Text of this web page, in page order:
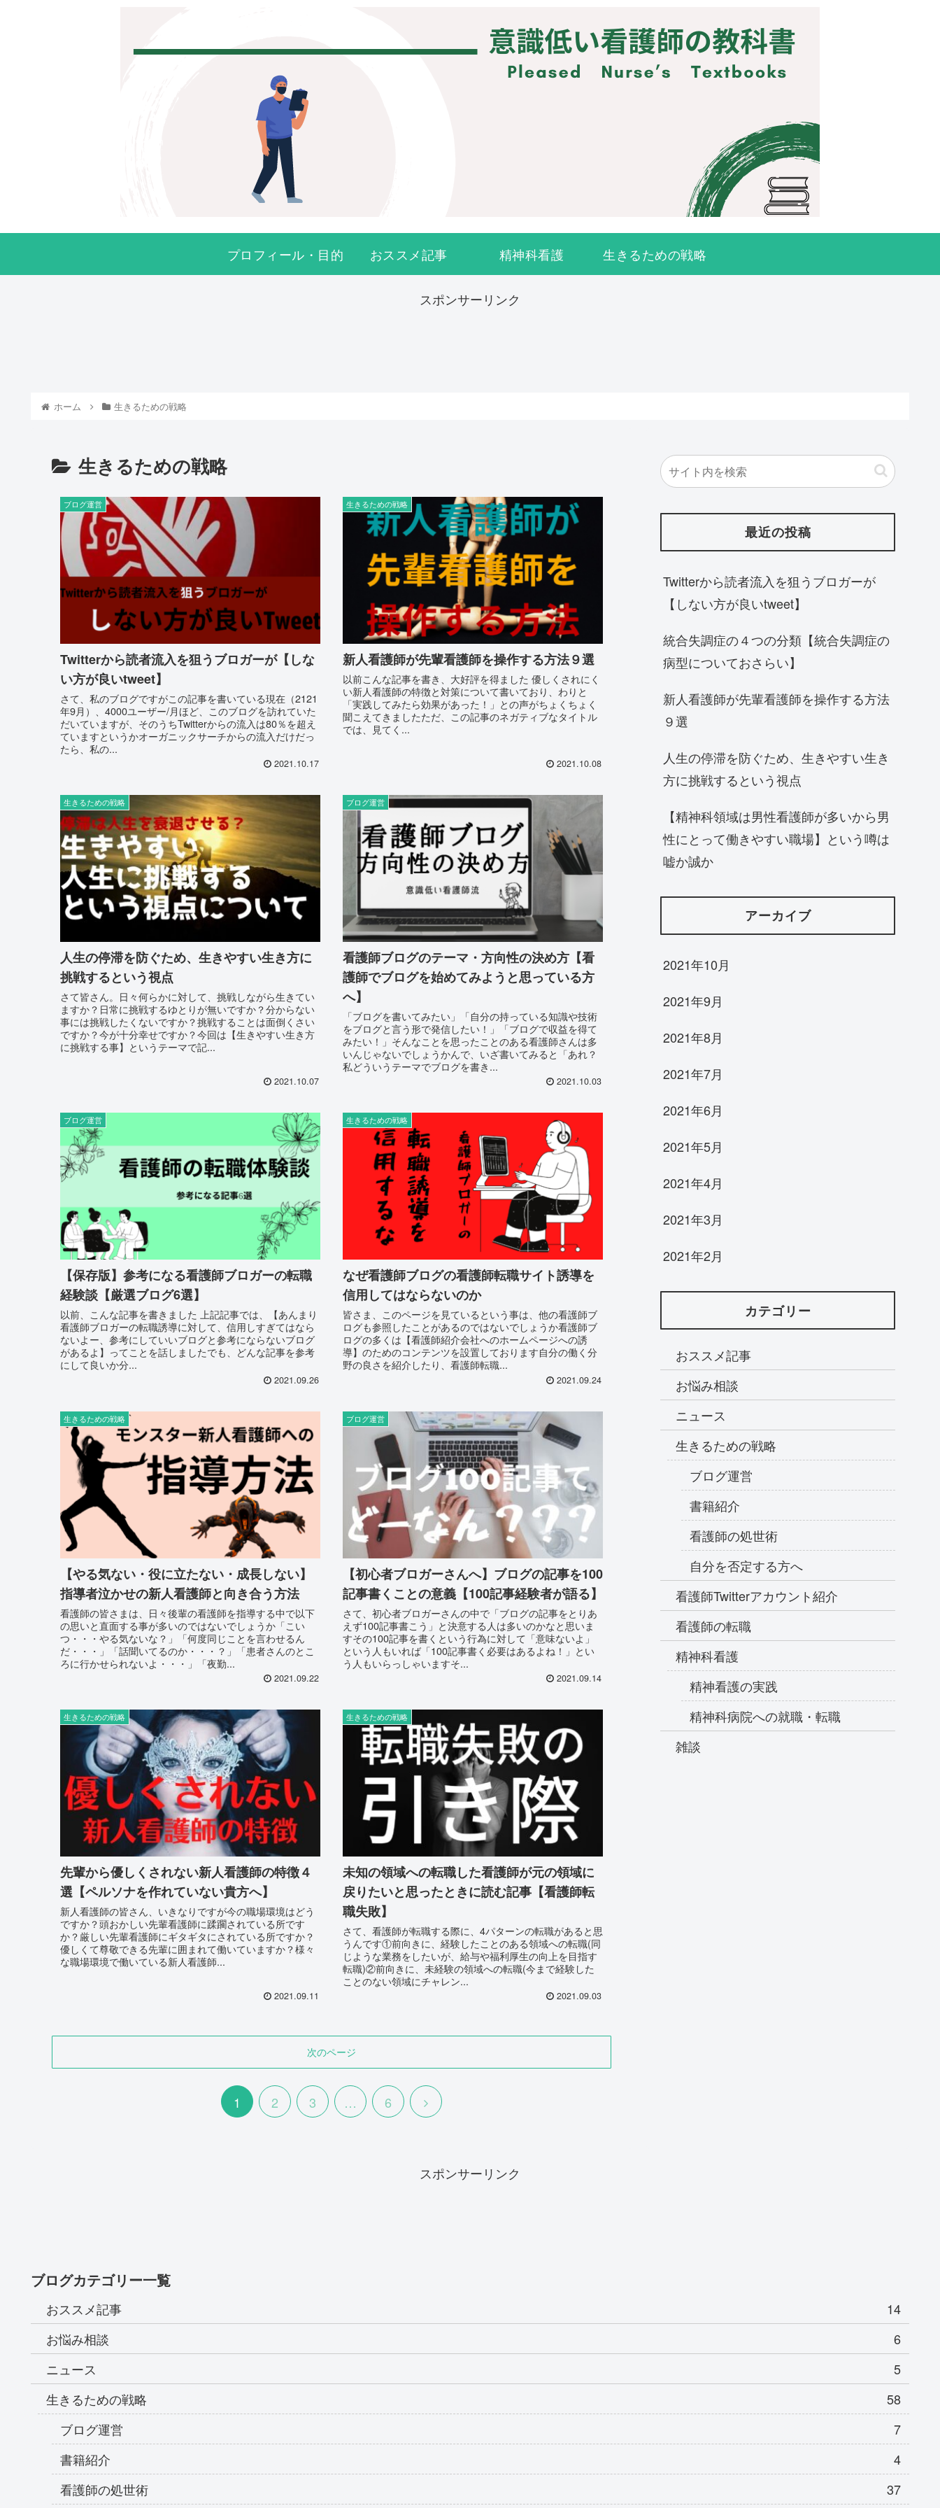
プロフィール・目的 おススメ記事 精神科看護 生きるための戦略
スポンサーリンク
ホーム 生きるための戦略
生きるための戦略
ブログ運営
Twitterから読者流入を狙うブロガーが【しな
い方が良いtweet】
さて、私のブログですがこの記事を書いている現在（2121
年9月）、4000ユーザー/月ほど、このブログを訪れていた
だいていますが、そのうちTwitterからの流入は80％を超え
ていますというかオーガニックサーチからの流入だけだっ
たら、私の...
2021.10.17
生きるための戦略
新人看護師が先輩看護師を操作する方法９選
以前こんな記事を書き、大好評を得ました 優しくされにく
い新人看護師の特徴と対策について書いており、わりと
「実践してみたら効果があった！」との声がちょくちょく
聞こえてきましたただ、この記事のネガティブなタイトル
では、見てく...
2021.10.08
生きるための戦略
人生の停滞を防ぐため、生きやすい生き方に
挑戦するという視点
さて皆さん。日々何らかに対して、挑戦しながら生きてい
ますか？日常に挑戦するゆとりが無いですか？分からない
事には挑戦したくないですか？挑戦することは面倒くさい
ですか？今が十分幸せですか？今回は【生きやすい生き方
に挑戦する事】というテーマで記...
2021.10.07
ブログ運営
看護師ブログのテーマ・方向性の決め方【看
護師でブログを始めてみようと思っている方
へ】
「ブログを書いてみたい」「自分の持っている知識や技術
をブログと言う形で発信したい！」「ブログで収益を得て
みたい！」そんなことを思ったことのある看護師さんは多
いんじゃないでしょうかんで、いざ書いてみると「あれ？
私どういうテーマでブログを書き...
2021.10.03
ブログ運営
【保存版】参考になる看護師ブロガーの転職
経験談【厳選ブログ6選】
以前、こんな記事を書きました 上記記事では、【あんまり
看護師ブロガーの転職誘導に対して、信用しすぎてはなら
ないよー、参考にしていいブログと参考にならないブログ
があるよ】ってことを話しましたでも、どんな記事を参考
にして良いか分...
2021.09.26
生きるための戦略
なぜ看護師ブログの看護師転職サイト誘導を
信用してはならないのか
皆さま、このページを見ているという事は、他の看護師ブ
ログも参照したことがあるのではないでしょうか看護師ブ
ログの多くは【看護師紹介会社へのホームページへの誘
導】のためのコンテンツを設置しております自分の働く分
野の良さを紹介したり、看護師転職...
2021.09.24
生きるための戦略
【やる気ない・役に立たない・成長しない】
指導者泣かせの新人看護師と向き合う方法
看護師の皆さまは、日々後輩の看護師を指導する中で以下
の思いと直面する事が多いのではないでしょうか「こい
つ・・・やる気ないな？」「何度同じことを言わせるん
だ・・・」「話聞いてるのか・・・？」「患者さんのとこ
ろに行かせられないよ・・・」「夜勤...
2021.09.22
ブログ運営
【初心者ブロガーさんへ】ブログの記事を100
記事書くことの意義【100記事経験者が語る】
さて、初心者ブロガーさんの中で「ブログの記事をとりあ
えず100記事書こう」と決意する人は多いのかなと思いま
すその100記事を書くという行為に対して「意味ないよ」
という人もいれば「100記事書く必要はあるよね！」とい
う人もいらっしゃいますそ...
2021.09.14
生きるための戦略
先輩から優しくされない新人看護師の特徴４
選【ペルソナを作れていない貴方へ】
新人看護師の皆さん、いきなりですが今の職場環境はどう
ですか？頭おかしい先輩看護師に蹂躙されている所です
か？厳しい先輩看護師にギタギタにされている所ですか？
優しくて尊敬できる先輩に囲まれて働いていますか？様々
な職場環境で働いている新人看護師...
2021.09.11
生きるための戦略
未知の領域への転職した看護師が元の領域に
戻りたいと思ったときに読む記事【看護師転
職失敗】
さて、看護師が転職する際に、4パターンの転職があると思
うんです①前向きに、経験したことのある領域への転職(同
じような業務をしたいが、給与や福利厚生の向上を目指す
転職)②前向きに、未経験の領域への転職(今まで経験した
ことのない領域にチャレン...
2021.09.03
次のページ
1 2 3 … 6
最近の投稿
Twitterから読者流入を狙うブロガーが
【しない方が良いtweet】
統合失調症の４つの分類【統合失調症の
病型についておさらい】
新人看護師が先輩看護師を操作する方法
９選
人生の停滞を防ぐため、生きやすい生き
方に挑戦するという視点
【精神科領域は男性看護師が多いから男
性にとって働きやすい職場】という噂は
嘘か誠か
アーカイブ
2021年10月
2021年9月
2021年8月
2021年7月
2021年6月
2021年5月
2021年4月
2021年3月
2021年2月
カテゴリー
おススメ記事
お悩み相談
ニュース
生きるための戦略
ブログ運営
書籍紹介
看護師の処世術
自分を否定する方へ
看護師Twitterアカウント紹介
看護師の転職
精神科看護
精神看護の実践
精神科病院への就職・転職
雑談
スポンサーリンク
ブログカテゴリー一覧
おススメ記事
14
お悩み相談
6
ニュース
5
生きるための戦略
58
ブログ運営
7
書籍紹介
4
看護師の処世術
37